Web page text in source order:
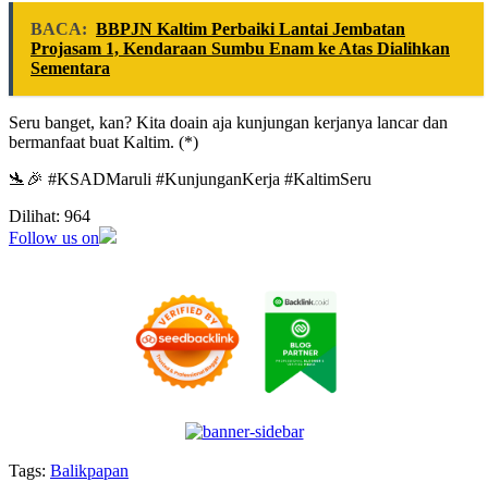
BACA: BBPJN Kaltim Perbaiki Lantai Jembatan
Projasam 1, Kendaraan Sumbu Enam ke Atas Dialihkan
Sementara
Seru banget, kan? Kita doain aja kunjungan kerjanya lancar dan
bermanfaat buat Kaltim. (*)
🛬🎉 #KSADMaruli #KunjunganKerja #KaltimSeru
Dilihat: 964
Follow us on
Tags: Balikpapan